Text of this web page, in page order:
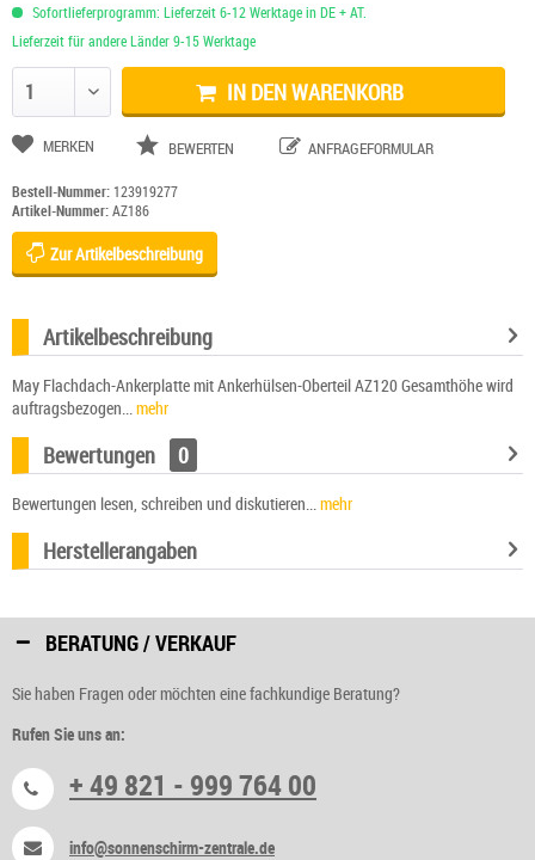
Sofortlieferprogramm: Lieferzeit 6-12 Werktage in DE + AT.
Lieferzeit für andere Länder 9-15 Werktage
IN DEN WARENKORB
MERKEN BEWERTEN ANFRAGEFORMULAR
Bestell-Nummer:123919277
Artikel-Nummer:AZ186
Zur Artikelbeschreibung
Artikelbeschreibung
May Flachdach-Ankerplatte mit Ankerhülsen-Oberteil AZ120 Gesamthöhe wird
auftragsbezogen...
mehr
Bewertungen 0
Bewertungen lesen, schreiben und diskutieren... mehr
Herstellerangaben
BERATUNG / VERKAUF
Sie haben Fragen oder möchten eine fachkundige Beratung?
Rufen Sie uns an:
+ 49 821 - 999 764 00
info@sonnenschirm-zentrale.de